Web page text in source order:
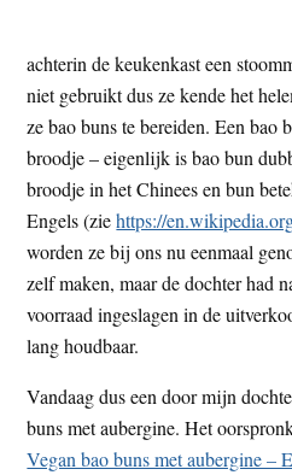
achterin de keukenkast een
niet gebruikt dus ze kende het
ze bao buns te bereiden. Een bao
broodje – eigenlijk is bao bun
broodje in het Chinees en bun
Engels (ziehttps://
worden ze bij ons nu eenmaal
zelf maken, maar de dochter had
voorraad ingeslagen in de
lang houdbaar.
Vandaag dus een door mijn
buns met aubergine. Het
Vegan bao buns met aubergine –